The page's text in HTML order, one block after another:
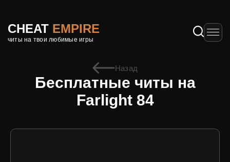
CHEAT EMPIRE
читы на твои любимые игры
Назад
Бесплатные читы на
Farlight 84